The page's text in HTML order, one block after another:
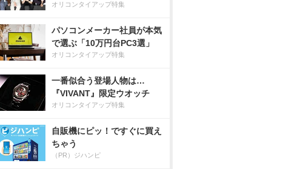
オリコンタイアップ特集
パソコンメーカー社員が本気
で選ぶ「10万円台PC3選」
オリコンタイアップ特集
一番似合う登場人物は…
『VIVANT』限定ウオッチ
オリコンタイアップ特集
自販機にピッ！ですぐに買え
ちゃう
（PR）ジハンピ